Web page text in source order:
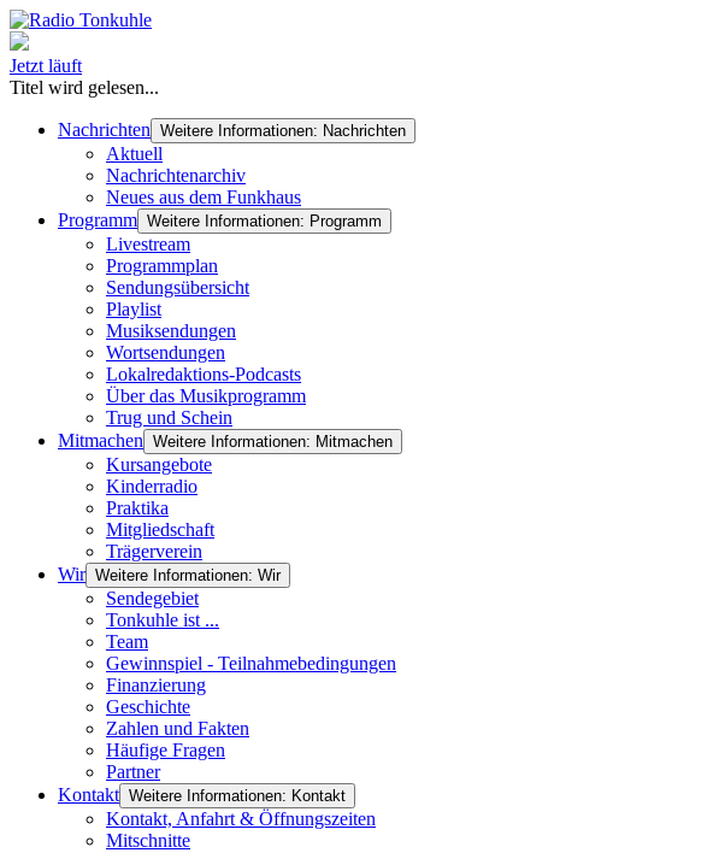
Jetzt läuft
Titel wird gelesen...
Nachrichten Weitere Informationen: Nachrichten
Aktuell
Nachrichtenarchiv
Neues aus dem Funkhaus
Programm Weitere Informationen: Programm
Livestream
Programmplan
Sendungsübersicht
Playlist
Musiksendungen
Wortsendungen
Lokalredaktions-Podcasts
Über das Musikprogramm
Trug und Schein
Mitmachen Weitere Informationen: Mitmachen
Kursangebote
Kinderradio
Praktika
Mitgliedschaft
Trägerverein
Wir Weitere Informationen: Wir
Sendegebiet
Tonkuhle ist ...
Team
Gewinnspiel - Teilnahmebedingungen
Finanzierung
Geschichte
Zahlen und Fakten
Häufige Fragen
Partner
Kontakt Weitere Informationen: Kontakt
Kontakt, Anfahrt & Öffnungszeiten
Mitschnitte